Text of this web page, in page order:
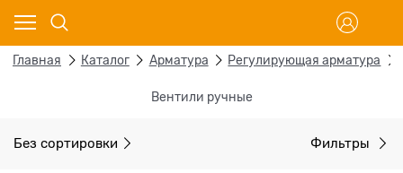
Главная Каталог Арматура Регулирующая арматура
Вентили ручные
Без сортировки Фильтры